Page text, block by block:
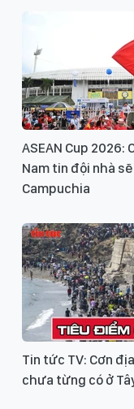
ASEAN Cup 2026:
Nam tin đội nhà
Campuchia
Tin tức TV: Cơn
chưa từng có ở